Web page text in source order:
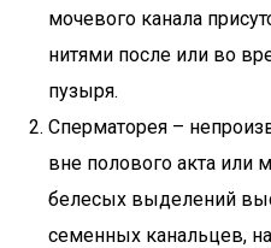
мочевого канала
нитями после или во
пузыря.
Сперматорея –
вне полового акта или
белесых выделений
семенных канальцев,